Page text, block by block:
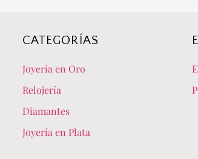
CATEGORÍAS
Joyería en Oro
Relojería
Diamantes
Joyería en Plata